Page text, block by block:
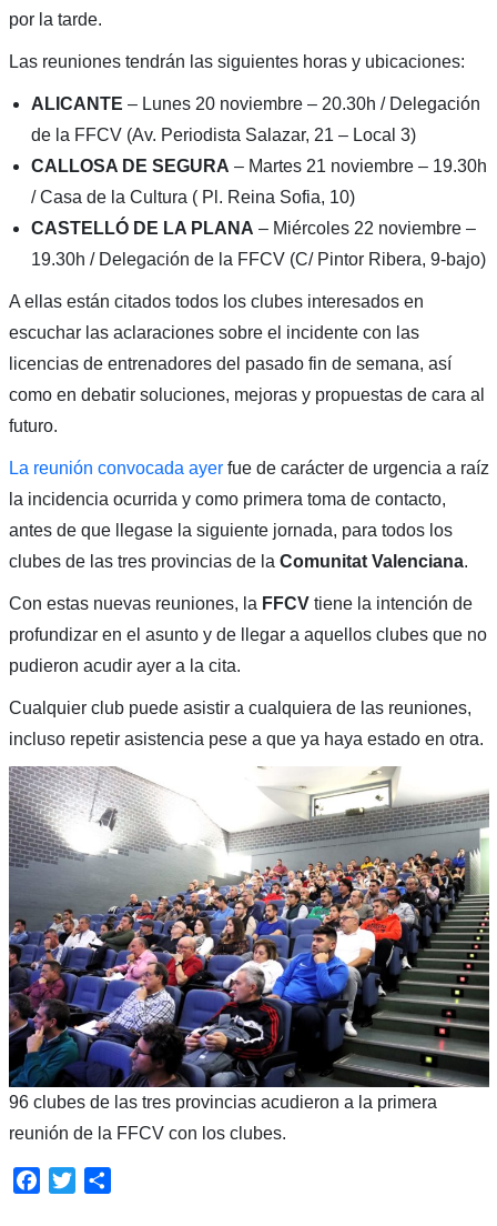
por la tarde.
Las reuniones tendrán las siguientes horas y ubicaciones:
ALICANTE – Lunes 20 noviembre – 20.30h / Delegación
de la FFCV (Av. Periodista Salazar, 21 – Local 3)
CALLOSA DE SEGURA – Martes 21 noviembre – 19.30h
/ Casa de la Cultura ( Pl. Reina Sofia, 10)
CASTELLÓ DE LA PLANA – Miércoles 22 noviembre –
19.30h / Delegación de la FFCV (C/ Pintor Ribera, 9-bajo)
A ellas están citados todos los clubes interesados en
escuchar las aclaraciones sobre el incidente con las
licencias de entrenadores del pasado fin de semana, así
como en debatir soluciones, mejoras y propuestas de cara al
futuro.
La reunión convocada ayerfue de carácter de urgencia a raíz
la incidencia ocurrida y como primera toma de contacto,
antes de que llegase la siguiente jornada, para todos los
clubes de las tres provincias de la Comunitat Valenciana.
Con estas nuevas reuniones, la FFCVtiene la intención de
profundizar en el asunto y de llegar a aquellos clubes que no
pudieron acudir ayer a la cita.
Cualquier club puede asistir a cualquiera de las reuniones,
incluso repetir asistencia pese a que ya haya estado en otra.
96 clubes de las tres provincias acudieron a la primera
reunión de la FFCV con los clubes.
Facebook
Twitter